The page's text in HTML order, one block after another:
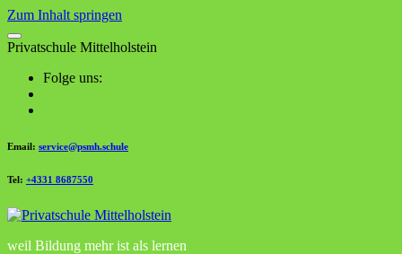
Zum Inhalt springen
Privatschule Mittelholstein
Folge uns:
Email: service@psmh.schule
Tel: +4331 8687550
weil Bildung mehr ist als lernen